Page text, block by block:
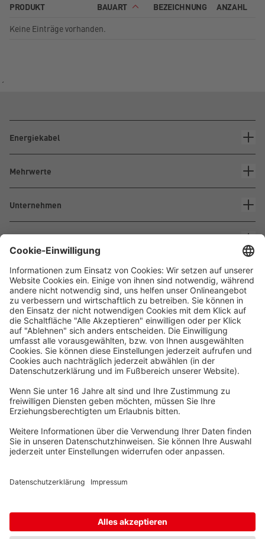
PRODUKT BAUART BEZEICHNUNG ANZAHL
Keine Einträge vorhanden.
´
Energiekabel
Mehrwerte
Unternehmen
Waskönig+Walter
Kabel-Werk GmbH u. Co. KG
Ostermoorstraße 77
26683 Saterland
Fax +49 4498 88-900
info[att]waskoenig.de
Folgen Sie uns: